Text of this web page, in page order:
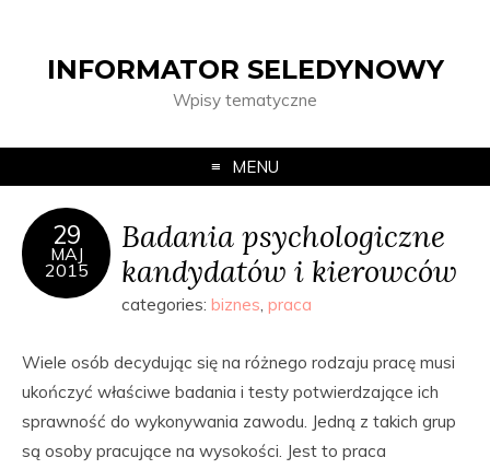
INFORMATOR SELEDYNOWY
Wpisy tematyczne
MENU
29
MAJ
2015
Badania psychologiczne
kandydatów i kierowców
categories: biznes, praca
Wiele osób decydując się na różnego rodzaju pracę musi
ukończyć właściwe badania i testy potwierdzające ich
sprawność do wykonywania zawodu. Jedną z takich grup
są osoby pracujące na wysokości. Jest to praca